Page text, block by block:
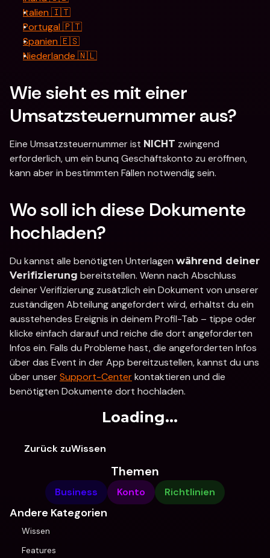
Italien 🇮🇹
Portugal 🇵🇹
Spanien 🇪🇸
Niederlande 🇳🇱
Wie sieht es mit einer
Umsatzsteuernummer aus?
Eine Umsatzsteuernummer ist NICHT zwingend
erforderlich, um ein bunq Geschäftskonto zu eröffnen,
kann aber in bestimmten Fällen notwendig sein.
Wo soll ich diese Dokumente
hochladen?
Du kannst alle benötigten Unterlagen während deiner
Verifizierung bereitstellen. Wenn nach Abschluss
deiner Verifizierung zusätzlich ein Dokument von unserer
zuständigen Abteilung angefordert wird, erhältst du ein
ausstehendes Ereignis in deinem Profil-Tab – tippe oder
klicke einfach darauf und reiche die dort angeforderten
Infos ein. Falls du Probleme hast, die angeforderten Infos
über das Event in der App bereitzustellen, kannst du uns
über unser Support-Center kontaktieren und die
benötigten Dokumente dort hochladen.
Loading...
Zurück zuWissen
Themen
Business Konto Richtlinien
Andere Kategorien
Wissen
Features